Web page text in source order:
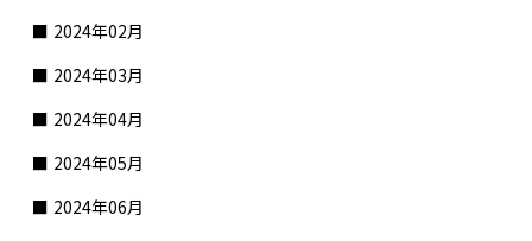
2024年02月
2024年03月
2024年04月
2024年05月
2024年06月